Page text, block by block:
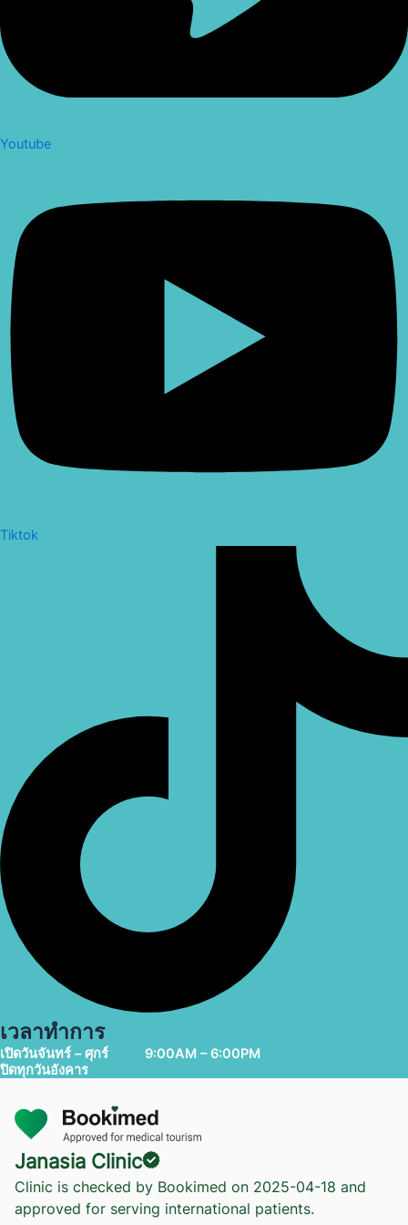
Youtube
Tiktok
เวลาทำการ
เปิดวันจันทร์ – ศุกร์
9:00AM – 6:00PM
ปิดทุกวันอังคาร
Janasia Clinic
Clinic is checked by Bookimed on 2025-04-18 and
approved for serving international patients.